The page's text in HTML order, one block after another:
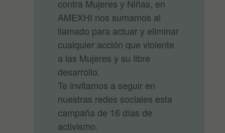
contra Mujeres y Niñas, en
AMEXHI nos sumamos al
llamado para actuar y eliminar
cualquier acción que violente
a las Mujeres y su libre
desarrollo.
Te invitamos a seguir en
nuestras redes sociales esta
campaña de 16 días de
activismo.